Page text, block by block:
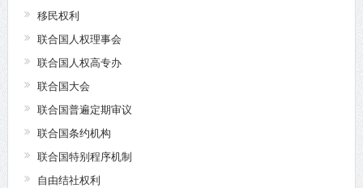
移民权利
联合国人权理事会
联合国人权高专办
联合国大会
联合国普遍定期审议
联合国条约机构
联合国特别程序机制
自由结社权利